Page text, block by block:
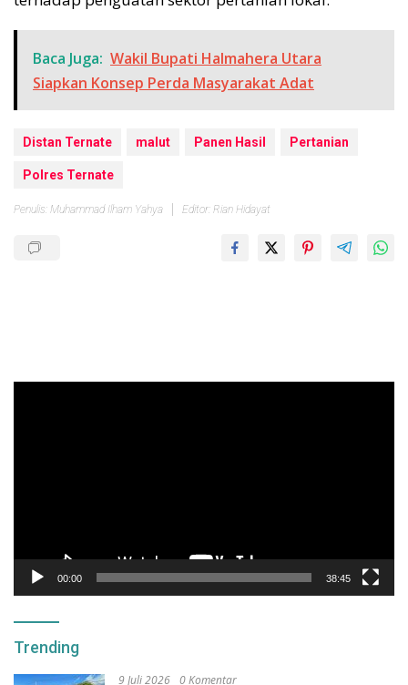
Baca Juga: Wakil Bupati Halmahera Utara
Siapkan Konsep Perda Masyarakat Adat
Distan Ternate malut Panen Hasil Pertanian
Polres Ternate
Penulis: Muhammad Ilham Yahya Editor: Rian Hidayat
00:00 38:45
Trending
9 Juli 2026 0 Komentar